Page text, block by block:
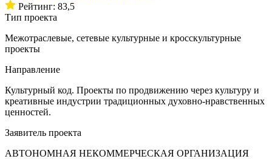
Рейтинг: 83,5
Тип проекта
Межотраслевые, сетевые культурные и кросскультурные
проекты
Направление
Культурный код. Проекты по продвижению через культуру и
креативные индустрии традиционных духовно-нравственных
ценностей.
Заявитель проекта
АВТОНОМНАЯ НЕКОММЕРЧЕСКАЯ ОРГАНИЗАЦИЯ